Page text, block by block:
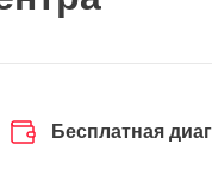
Бесплатная